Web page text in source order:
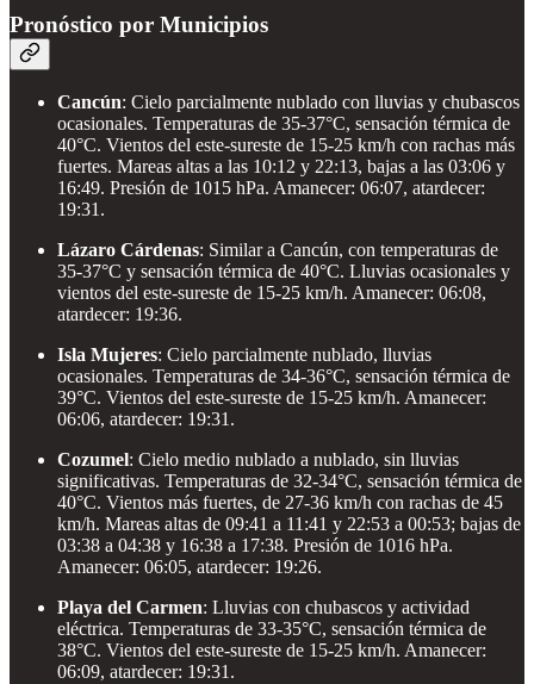
Pronóstico por Municipios
Cancún: Cielo parcialmente nublado con lluvias y chubascos
ocasionales. Temperaturas de 35-37°C, sensación térmica de
40°C. Vientos del este-sureste de 15-25 km/h con rachas más
fuertes. Mareas altas a las 10:12 y 22:13, bajas a las 03:06 y
16:49. Presión de 1015 hPa. Amanecer: 06:07, atardecer:
19:31.
Lázaro Cárdenas: Similar a Cancún, con temperaturas de
35-37°C y sensación térmica de 40°C. Lluvias ocasionales y
vientos del este-sureste de 15-25 km/h. Amanecer: 06:08,
atardecer: 19:36.
Isla Mujeres: Cielo parcialmente nublado, lluvias
ocasionales. Temperaturas de 34-36°C, sensación térmica de
39°C. Vientos del este-sureste de 15-25 km/h. Amanecer:
06:06, atardecer: 19:31.
Cozumel: Cielo medio nublado a nublado, sin lluvias
significativas. Temperaturas de 32-34°C, sensación térmica de
40°C. Vientos más fuertes, de 27-36 km/h con rachas de 45
km/h. Mareas altas de 09:41 a 11:41 y 22:53 a 00:53; bajas de
03:38 a 04:38 y 16:38 a 17:38. Presión de 1016 hPa.
Amanecer: 06:05, atardecer: 19:26.
Playa del Carmen: Lluvias con chubascos y actividad
eléctrica. Temperaturas de 33-35°C, sensación térmica de
38°C. Vientos del este-sureste de 15-25 km/h. Amanecer:
06:09, atardecer: 19:31.